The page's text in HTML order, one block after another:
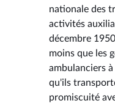
nationale des
activités
décembre
moins que les
ambulanciers
qu'ils
promiscuité